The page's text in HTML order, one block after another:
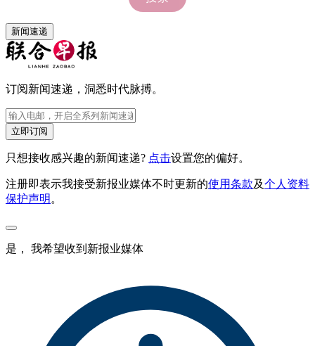
新闻速递
订阅新闻速递，洞悉时代脉搏。
立即订阅
只想接收感兴趣的新闻速递? 点击设置您的偏好。
注册即表示我接受新报业媒体不时更新的使用条款及个人资料
保护声明 。
是， 我希望收到新报业媒体